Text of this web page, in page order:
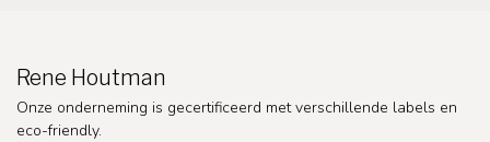
Rene Houtman
Onze onderneming is gecertificeerd met verschillende labels en
eco-friendly.